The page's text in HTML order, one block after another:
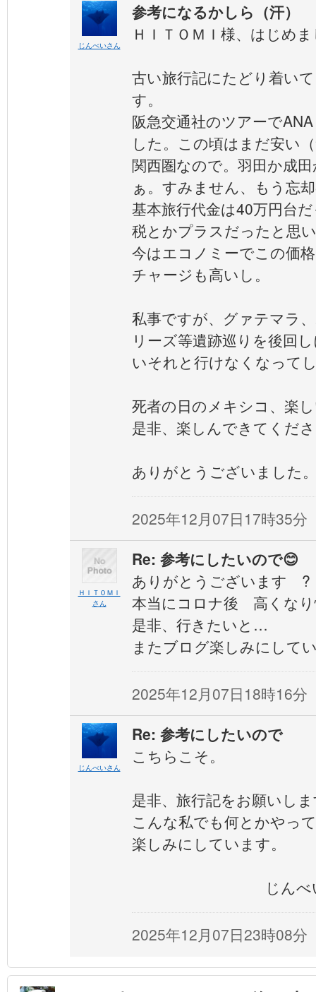
じんべいさん
参考になるかしら（汗）
ＨＩＴＯＭＩ様、はじめ
古い旅行記にたどり着い
す。
阪急交通社のツアーで
した。この頃はまだ安い
関西圏なので。羽田か成
ぁ。すみません、もう忘
基本旅行代金は40万円台
税とかプラスだったと思
今はエコノミーでこの価
チャージも高いし。
私事ですが、グァテマラ
リーズ等遺跡巡りを後回
いそれと行けなくなって
死者の日のメキシコ、楽
是非、楽しんできてくだ
ありがとうございました
2025年12月07日17時35分
ＨＩＴＯＭＩ
さん
Re: 参考にしたいので😊
ありがとうございます ?
本当にコロナ後 高くな
是非、行きたいと…
またブログ楽しみにして
2025年12月07日18時16分
じんべいさん
Re: 参考にしたいので
こちらこそ。
是非、旅行記をお願いし
こんな私でも何とかやっ
楽しみにしています。
じんべ
2025年12月07日23時08分